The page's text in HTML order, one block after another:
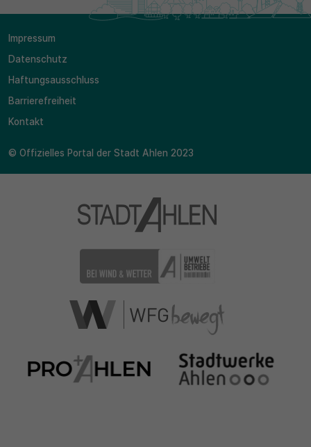
Impressum
Datenschutz
Haftungsausschluss
Barrierefreiheit
Kontakt
© Offizielles Portal der Stadt Ahlen 2023